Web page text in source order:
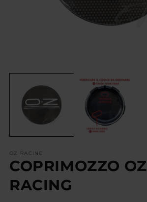
OZ RACING
COPRIMOZZO OZ
RACING